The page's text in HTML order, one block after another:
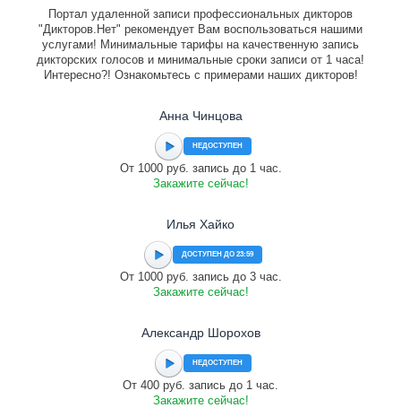
Портал удаленной записи профессиональных дикторов
"Дикторов.Нет" рекомендует Вам воспользоваться нашими
услугами! Минимальные тарифы на качественную запись
дикторских голосов и минимальные сроки записи от 1 часа!
Интересно?! Ознакомьтесь с примерами наших дикторов!
Анна Чинцова
НЕДОСТУПЕН
От 1000 руб. запись до 1 час.
Закажите сейчас!
Илья Хайко
ДОСТУПЕН ДО 23:59
От 1000 руб. запись до 3 час.
Закажите сейчас!
Александр Шорохов
НЕДОСТУПЕН
От 400 руб. запись до 1 час.
Закажите сейчас!